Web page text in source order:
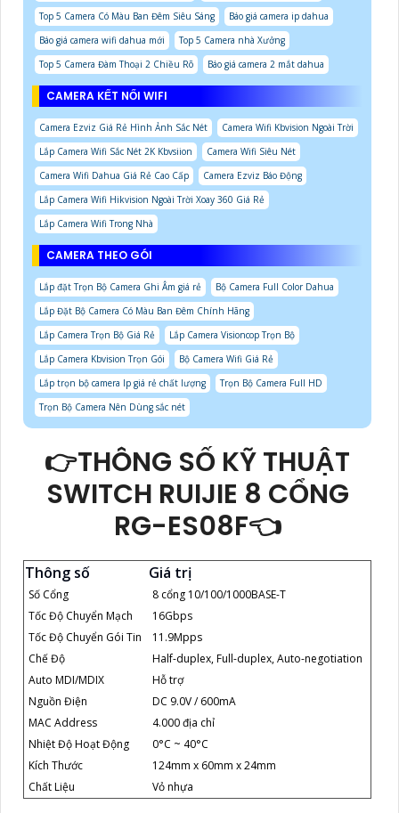
Top 5 Camera Có Màu Ban Đêm Siêu Sáng
Báo giá camera ip dahua
Báo giá camera wifi dahua mới
Top 5 Camera nhà Xưởng
Top 5 Camera Đàm Thoại 2 Chiều Rõ
Báo giá camera 2 mắt dahua
CAMERA KẾT NỐI WIFI
Camera Ezviz Giá Rẻ Hình Ảnh Sắc Nét
Camera Wifi Kbvision Ngoài Trời
Lắp Camera Wifi Sắc Nét 2K Kbvsiion
Camera Wifi Siêu Nét
Camera Wifi Dahua Giá Rẻ Cao Cấp
Camera Ezviz Báo Động
Lắp Camera Wifi Hikvision Ngoài Trời Xoay 360 Giá Rẻ
Lắp Camera Wifi Trong Nhà
CAMERA THEO GÓI
Lắp đặt Trọn Bộ Camera Ghi Âm giá rẻ
Bộ Camera Full Color Dahua
Lắp Đặt Bộ Camera Có Màu Ban Đêm Chính Hãng
Lắp Camera Trọn Bộ Giá Rẻ
Lắp Camera Visioncop Trọn Bộ
Lắp Camera Kbvision Trọn Gói
Bộ Camera Wifi Giá Rẻ
Lắp trọn bộ camera Ip giá rẻ chất lượng
Trọn Bộ Camera Full HD
Trọn Bộ Camera Nên Dùng sắc nét
👉THÔNG SỐ KỸ THUẬT
SWITCH RUIJIE 8 CỔNG
RG-ES08F👈
Thông số Giá trị
Số Cổng
8 cổng 10/100/1000BASE-T
Tốc Độ Chuyển Mạch
16Gbps
Tốc Độ Chuyển Gói Tin
11.9Mpps
Chế Độ
Half-duplex, Full-duplex, Auto-negotiation
Auto MDI/MDIX
Hỗ trợ
Nguồn Điện
DC 9.0V / 600mA
MAC Address
4.000 địa chỉ
Nhiệt Độ Hoạt Động
0°C ~ 40°C
Kích Thước
124mm x 60mm x 24mm
Chất Liệu
Vỏ nhựa